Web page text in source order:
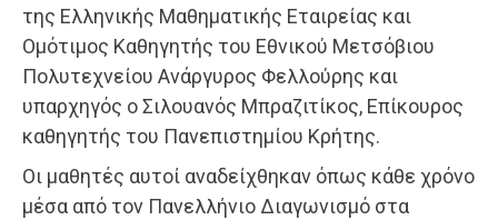
της Ελληνικής Μαθηματικής Εταιρείας και
Ομότιμος Καθηγητής του Εθνικού Μετσόβιου
Πολυτεχνείου Ανάργυρος Φελλούρης και
υπαρχηγός ο Σιλουανός Μπραζιτίκος, Επίκουρος
καθηγητής του Πανεπιστημίου Κρήτης.
Οι μαθητές αυτοί αναδείχθηκαν όπως κάθε χρόνο
μέσα από τον Πανελλήνιο Διαγωνισμό στα